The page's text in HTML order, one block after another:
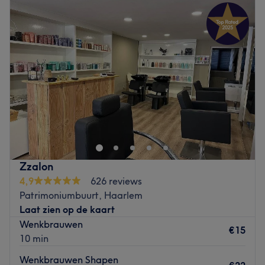
Woensdag
10:00 18:00
Donderdag
–18:00
Vrijdag
10:00
18:00
Zaterdag
09:45–17:00
Zondag
Gesloten
Toe aan een nieuw kapsel? Bij Kapsalon Cronjé aan de
Generaal Cronjéstraat in Haarlem willen ze je hier maar
al te graag bij helpen. Het team wordt regelmatig
bijgeschoold zodat ze op de hoogte zijn van de laatste
technieken en nieuwste trends. Je wordt verwelkomt met
een lekker drankje en wanneer je je haren laat wassen
ontvang je meteen een heerlijke hoofdmassage. Hierdoor
voelt een bezoek aan Kapsalon Cronjé echt als een uitje.
In de salon wordt uitsluitend gebruik gemaakt van
kwaliteitsproducten zoals Goldwell en je ontvangt tevens
gratis advies. Kom langs en geniet!
Go to venue
Zzalon
4,9
626 reviews
Patrimoniumbuurt, Haarlem
Laat zien op de kaart
Wenkbrauwen
10 min
€15
Wenkbrauwen Shapen